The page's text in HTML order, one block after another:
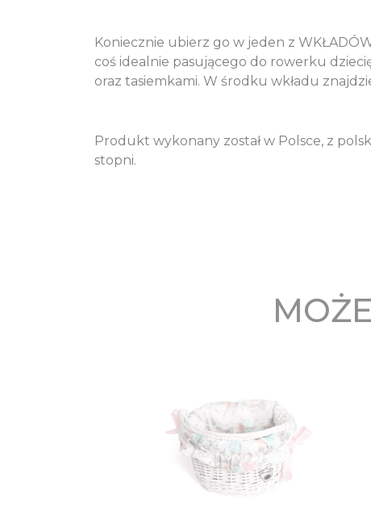
Koniecznie ubierz go w jeden z
coś idealnie pasującego do rowerku
oraz tasiemkami. W środku wkładu
Produkt wykonany został w Polsce, z
stopni.